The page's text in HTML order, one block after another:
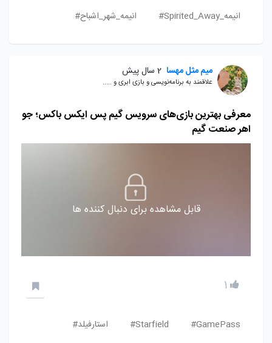
انیمه_Spirited_Away# انیمه_شهر_اشباح#
میم مثل مهسا 2 سال پیش
علاقمند به برنامه‌نویسی و بازی ابری و .....
معرفی بهترین بازی‌های سرویس گیم پس ایکس باکس؛ جو
اهر صنعت گیم
قابل مشاهده برای دنبال کننده ها
1
GamePass#
Starfield# استارفیلد#